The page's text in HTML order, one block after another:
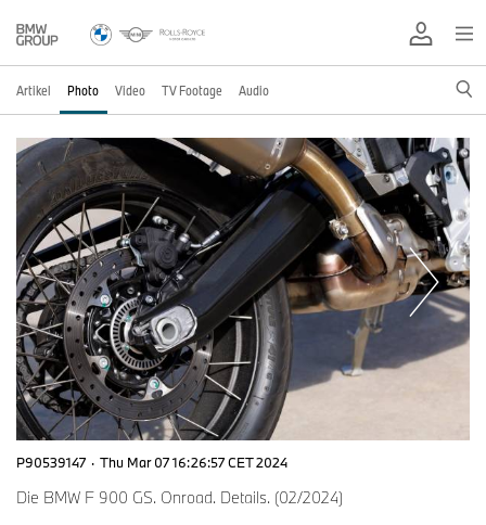
Artikel Photo Video TV Footage Audio
P90539147 · Thu Mar 07 16:26:57 CET 2024
Die BMW F 900 GS. Onroad. Details. (02/2024)